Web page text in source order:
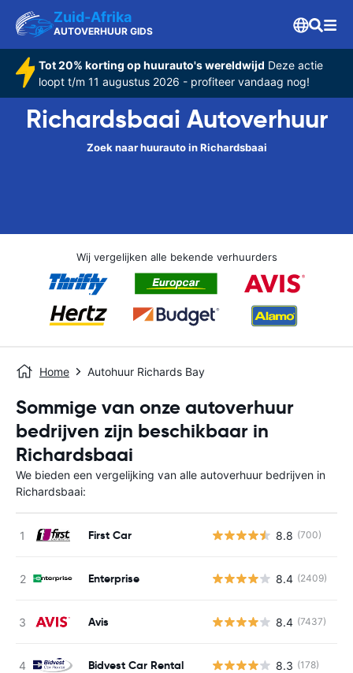
Zuid-Afrika
AUTOVERHUUR GIDS
Tot 20% korting op huurauto's wereldwijd Deze actie
loopt t/m 11 augustus 2026 - profiteer vandaag nog!
Richardsbaai Autoverhuur
Zoek naar huurauto in Richardsbaai
Wij vergelijken alle bekende verhuurders
Home Autohuur Richards Bay
Sommige van onze autoverhuur
bedrijven zijn beschikbaar in
Richardsbaai
We bieden een vergelijking van alle autoverhuur bedrijven in
Richardsbaai:
First Car 8.8 (700)
Enterprise 8.4 (2409)
Avis 8.4 (7437)
Bidvest Car Rental 8.3 (178)